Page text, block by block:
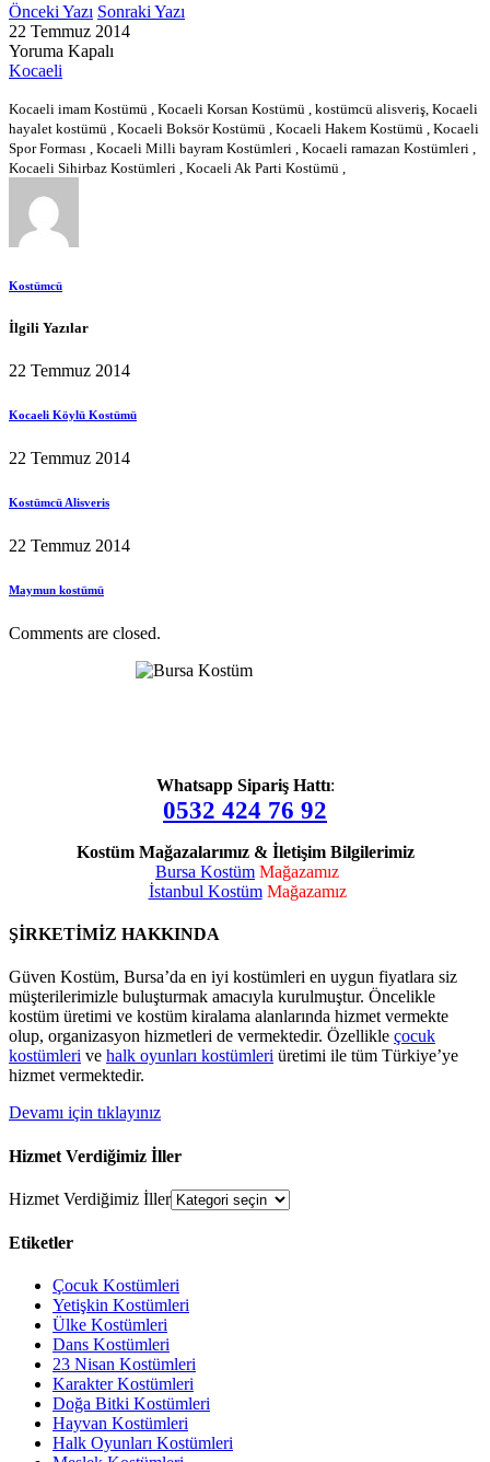
Önceki Yazı Sonraki Yazı
22 Temmuz 2014
Yoruma Kapalı
Kocaeli
Kocaeli imam Kostümü , Kocaeli Korsan Kostümü , kostümcü alisveriş, Kocaeli
hayalet kostümü , Kocaeli Boksör Kostümü , Kocaeli Hakem Kostümü , Kocaeli
Spor Forması , Kocaeli Milli bayram Kostümleri , Kocaeli ramazan Kostümleri ,
Kocaeli Sihirbaz Kostümleri , Kocaeli Ak Parti Kostümü ,
Kostümcü
İlgili Yazılar
22 Temmuz 2014
Kocaeli Köylü Kostümü
22 Temmuz 2014
Kostümcü Alisveris
22 Temmuz 2014
Maymun kostümü
Comments are closed.
Whatsapp Sipariş Hattı:
0532 424 76 92
Kostüm Mağazalarımız & İletişim Bilgilerimiz
Bursa Kostüm Mağazamız
İstanbul Kostüm Mağazamız
ŞİRKETİMİZ HAKKINDA
Güven Kostüm, Bursa’da en iyi kostümleri en uygun fiyatlara siz
müşterilerimizle buluşturmak amacıyla kurulmuştur. Öncelikle
kostüm üretimi ve kostüm kiralama alanlarında hizmet vermekte
olup, organizasyon hizmetleri de vermektedir. Özellikle çocuk
kostümleri ve halk oyunları kostümleri üretimi ile tüm Türkiye’ye
hizmet vermektedir.
Devamı için tıklayınız
Hizmet Verdiğimiz İller
Hizmet Verdiğimiz İller
Etiketler
Çocuk Kostümleri
Yetişkin Kostümleri
Ülke Kostümleri
Dans Kostümleri
23 Nisan Kostümleri
Karakter Kostümleri
Doğa Bitki Kostümleri
Hayvan Kostümleri
Halk Oyunları Kostümleri